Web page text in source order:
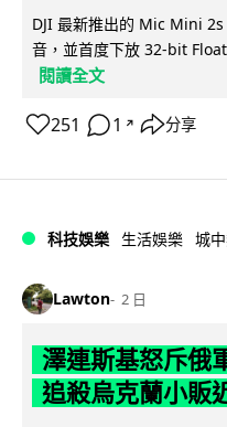
DJI 最新推出的 Mic Mini
音，並首度下放 32-bit
閱讀全文
251 1 ↗ 分享
科技娛樂 生活娛樂 城
Lawton 2 日
澤連斯基怒斥俄
追殺烏克蘭小販